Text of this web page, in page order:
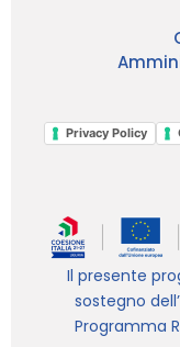
Privacy Policy
Il presente
sostegno
Programma